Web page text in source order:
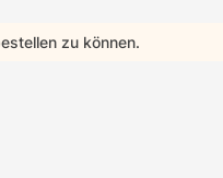
zu können.